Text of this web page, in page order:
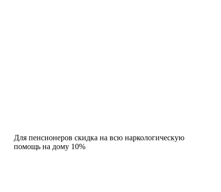
Для пенсионеров скидка на всю наркологическую
помощь на дому 10%